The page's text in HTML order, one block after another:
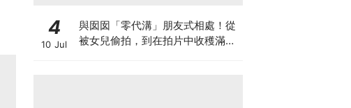
4
10 Jul
與囡囡「零代溝」朋友式相處！從
被女兒偷拍，到在拍片中收穫滿足